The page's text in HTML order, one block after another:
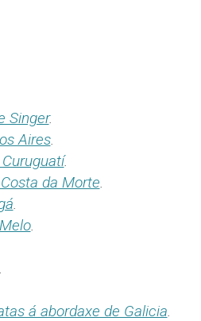
Singer.
Aires.
.
da Morte.
.
.
á abordaxe de Galicia.